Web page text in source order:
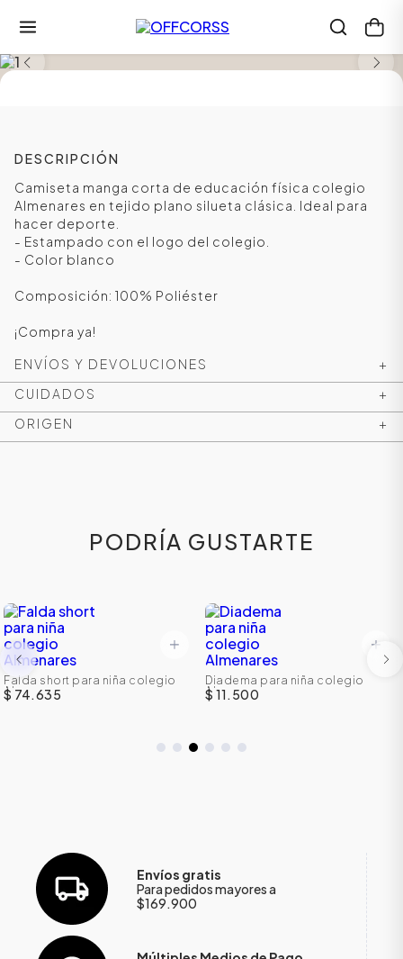
DESCRIPCIÓN
Camiseta manga corta de educación física colegio
Almenares en tejido plano silueta clásica. Ideal para
hacer deporte.
- Estampado con el logo del colegio.
- Color blanco
Composición: 100% Poliéster
¡Compra ya!
ENVÍOS Y DEVOLUCIONES
+
CUIDADOS
+
ORIGEN
+
PODRÍA GUSTARTE
Falda short para niña colegio
Almenares
$ 74.635
Diadema para niña colegio
Almenares
$ 11.500
Envíos gratis
Para pedidos mayores a
$169.900